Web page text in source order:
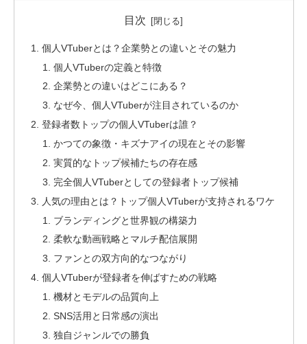
目次
個人VTuberとは？企業勢との違いとその魅力
個人VTuberの定義と特徴
企業勢との違いはどこにある？
なぜ今、個人VTuberが注目されているのか
登録者数トップの個人VTuberは誰？
かつての象徴・キズナアイの現在とその影響
実質的なトップ候補たちの存在感
完全個人VTuberとしての登録者トップ候補
人気の理由とは？トップ個人VTuberが支持されるワケ
ブランディングと世界観の構築力
柔軟な動画戦略とマルチ配信展開
ファンとの双方向的なつながり
個人VTuberが登録者を伸ばすための戦略
機材とモデルの品質向上
SNS活用と日常感の演出
独自ジャンルでの勝負